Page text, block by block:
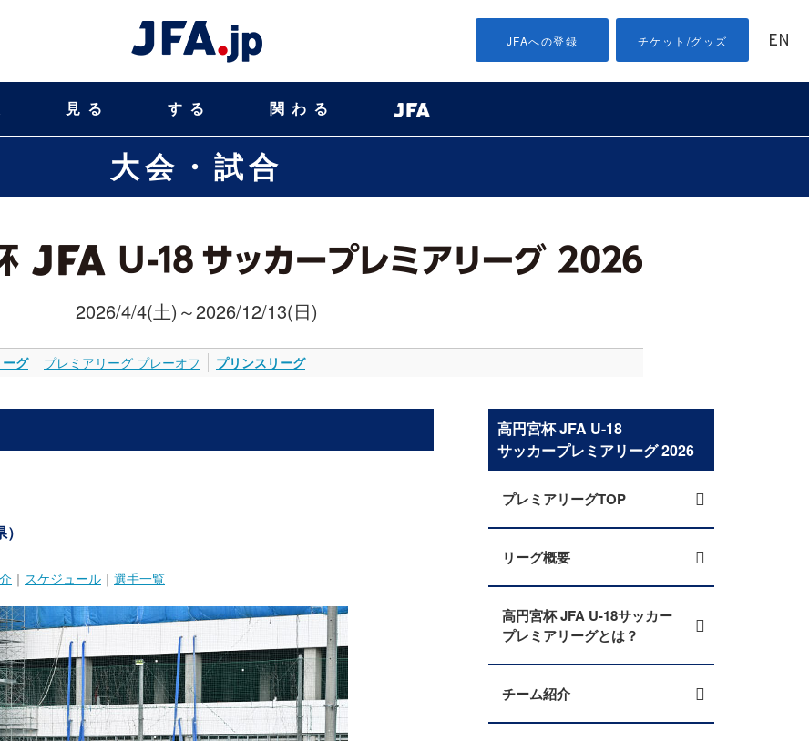
JFAへの登録 チケット/グッズ EN
見る する 関わる
大会・試合
2026/4/4(土)～2026/12/13(日)
グ プレミアリーグ プレーオフ プリンスリーグ
｜ スケジュール ｜ 選手一覧
高円宮杯 JFA U-18
サッカープレミアリーグ 2026
プレミアリーグTOP
リーグ概要
高円宮杯 JFA U-18サッカー
プレミアリーグとは？
チーム紹介